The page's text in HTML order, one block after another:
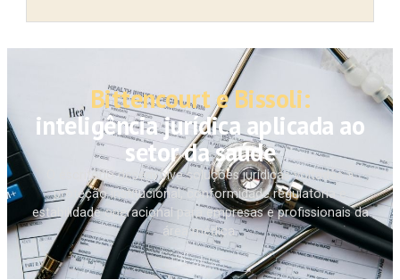
Bittencourt e Bissoli:
inteligência jurídica aplicada ao
setor da saúde
O escritório desenvolve soluções jurídicas voltadas à
proteção institucional, conformidade regulatória e
estabilidade operacional para empresas e profissionais da
área médica.